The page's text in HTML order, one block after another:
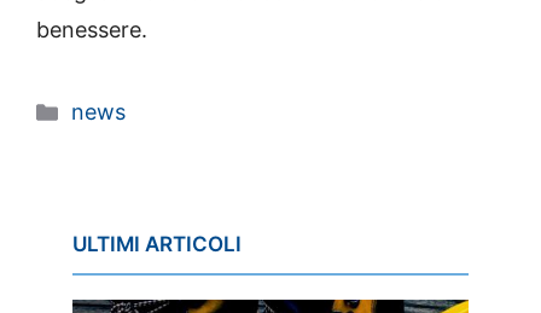
benessere.
Categorie
news
ULTIMI ARTICOLI